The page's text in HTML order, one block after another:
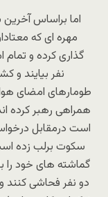
اما براساس
مهره ای که
گذاری کرده و
نفر بيايند و
طومارهای امضای
همراهی رهبر کرده
است درمقابل
سکوت برلب زده
گماشته های خود را
دو نفر فحاشی کنند